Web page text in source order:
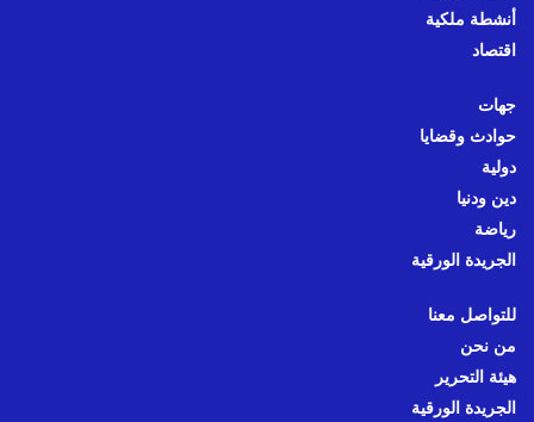
أنشطة ملكية
اقتصاد
جهات
حوادث وقضايا
دولية
دين ودنيا
رياضة
الجريدة الورقية
للتواصل معنا
من نحن
هيئة التحرير
الجريدة الورقية